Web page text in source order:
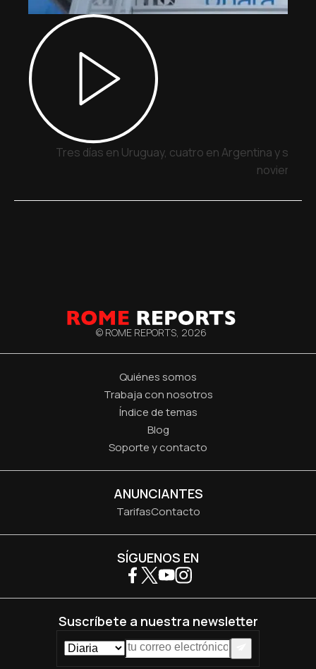
Tres días en Uruguay, cuatro en Argentina y siete
noviembre
© ROME REPORTS, 2026
Quiénes somos
Trabaja con nosotros
Índice de temas
Blog
Soporte y contacto
ANUNCIANTES
TarifasContacto
SÍGUENOS EN
Suscríbete a nuestra newsletter